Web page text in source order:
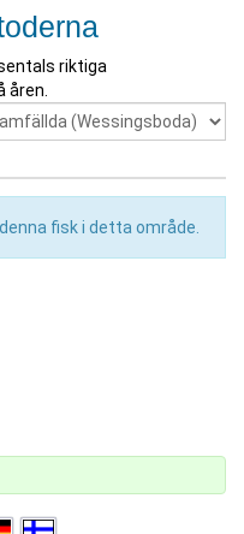
riktiga
fisk i detta område.